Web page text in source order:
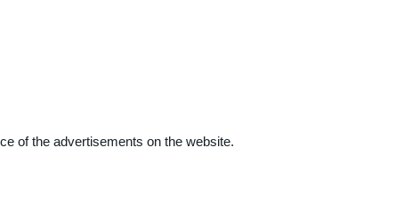
of the advertisements on the website.